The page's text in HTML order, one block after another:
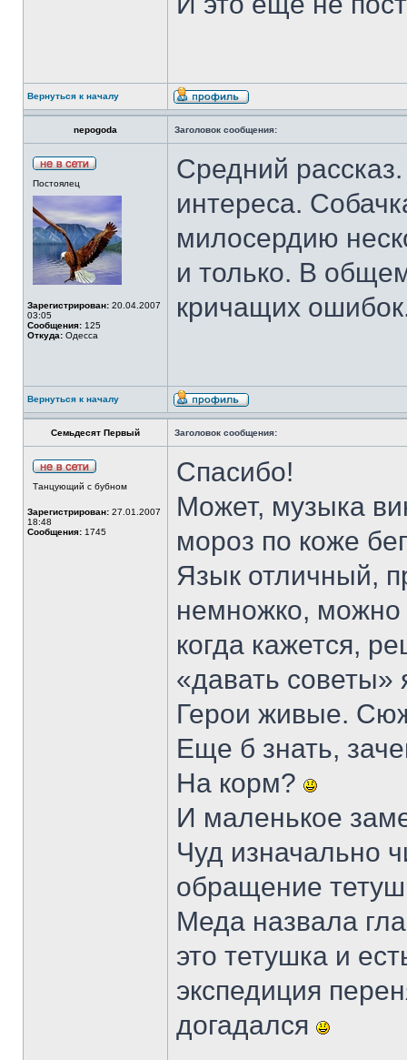
Вернуться к началу
nepogoda Заголовок сообщения:
Постоялец
Зарегистрирован: 20.04.2007
03:05
Сообщения: 125
Откуда: Одесса
Средний
интереса.
милосердию
и только. В
кричащих
Вернуться к началу
Семьдесят Первый Заголовок сообщения:
Танцующий с бубном
Зарегистрирован: 27.01.2007
18:48
Сообщения: 1745
Спасибо!
Может, музыка
мороз по коже
Язык отличный,
немножко, можно
когда кажется,
«давать
Герои живые.
Еще б знать,
На корм?
И маленькое
Чуд изначально
обращение
Меда назвала
это тетушка и
экспедиция
догадался